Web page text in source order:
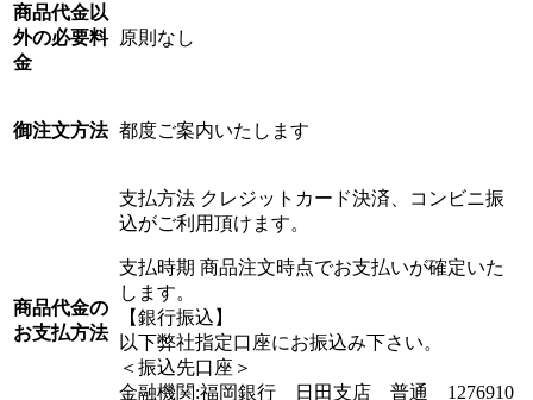
商品代金以
外の必要料
金
原則なし
御注文方法 都度ご案内いたします
商品代金の
お支払方法
支払方法 クレジットカード決済、コンビニ振
込がご利用頂けます。
支払時期 商品注文時点でお支払いが確定いた
します。
【銀行振込】
以下弊社指定口座にお振込み下さい。
＜振込先口座＞
金融機関:福岡銀行 日田支店 普通 1276910